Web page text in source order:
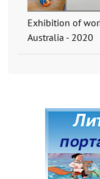
Exhibition of
Australia - 2020